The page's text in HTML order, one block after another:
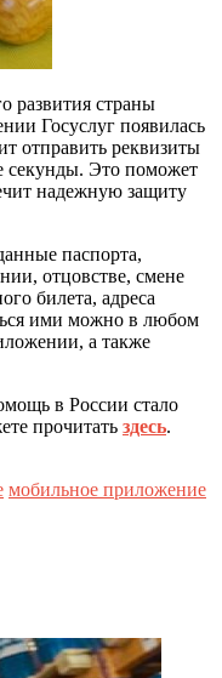
развития страны
Госуслуг появилась
отправить реквизиты
секунды. Это поможет
надежную защиту
паспорта,
отцовстве, смене
билета, адреса
ими можно в любом
а также
в России стало
прочитать здесь.
мобильное приложение